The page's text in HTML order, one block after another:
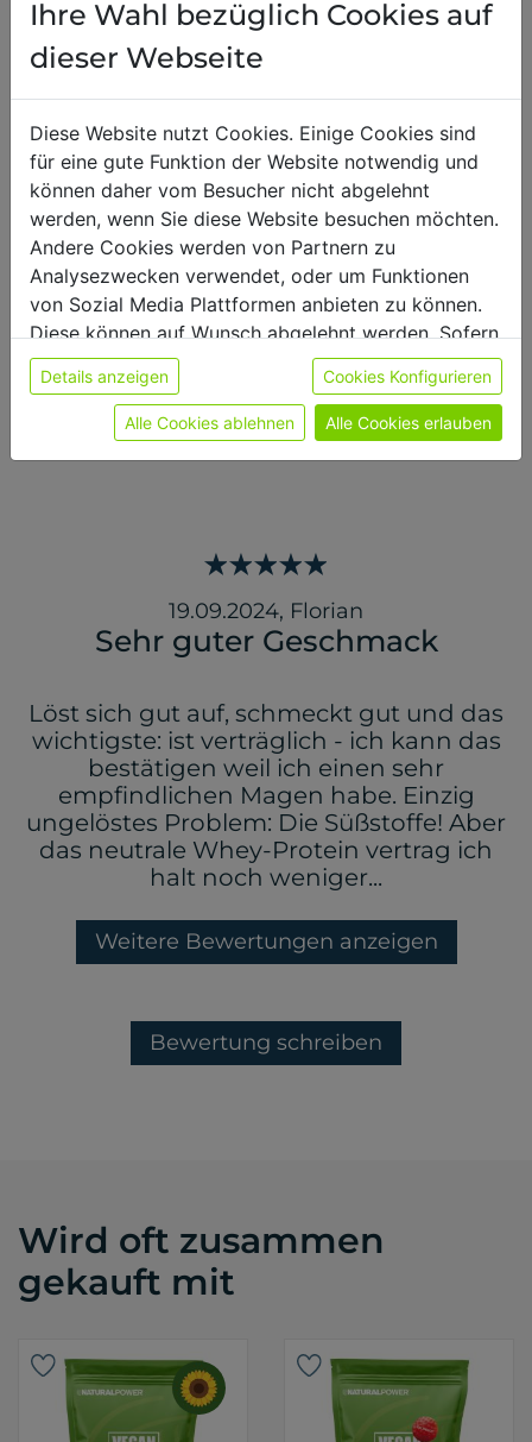
Im Joghurt mit roten Ripeseln, mit
Haferflocken beste. :-)
09.07.2026,Elisa
Pfirsich-Kokos ist jetzt nicht mein Favorit
- ich meine es ist in Ordnung, aber die
anderen Sorten sind wesentlich besser!!
Zum Beispiel Vanille Walnuss oder
Schoko Haselnuss, das ist sowieso meine
Lieblingssorte.
19.09.2024, Florian
Sehr guter Geschmack
Löst sich gut auf, schmeckt gut und das
wichtigste: ist verträglich - ich kann das
bestätigen weil ich einen sehr
empfindlichen Magen habe. Einzig
ungelöstes Problem: Die Süßstoffe! Aber
das neutrale Whey-Protein vertrag ich
halt noch weniger...
Weitere Bewertungen anzeigen
Bewertung schreiben
Wird oft zusammen
gekauft mit
Ihre Wahl bezüglich Cookies auf
dieser Webseite
Diese Website nutzt Cookies. Einige Cookies sind
für eine gute Funktion der Website notwendig und
können daher vom Besucher nicht abgelehnt
werden, wenn Sie diese Website besuchen möchten.
Andere Cookies werden von Partnern zu
Analysezwecken verwendet, oder um Funktionen
von Sozial Media Plattformen anbieten zu können.
Diese können auf Wunsch abgelehnt werden. Sofern
sie unsere Webseite weiter nutzen, geben Sie
Einwilligung zu unseren Cookies.
Weitere Informationen finden sie in unserer
Datenschutzerklärungbzw. im Impressum
Details anzeigen Cookies Konfigurieren
Alle Cookies ablehnen Alle Cookies erlauben